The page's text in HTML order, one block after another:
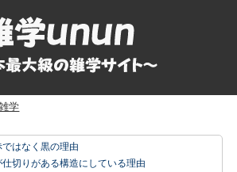
学
はなく黒の理由
切りがある構造にしている理由